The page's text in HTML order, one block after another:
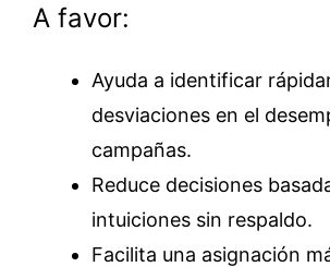
A favor:
Ayuda a identificar
desviaciones en el
campañas.
Reduce decisiones
intuiciones sin respaldo.
Facilita una asignación